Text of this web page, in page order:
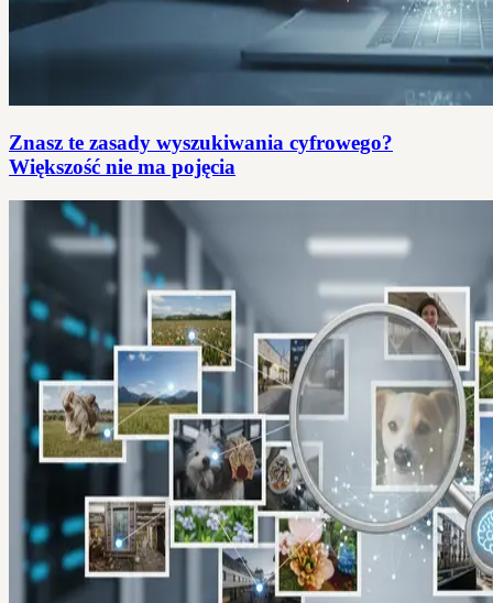
Znasz te zasady wyszukiwania cyfrowego?
Większość nie ma pojęcia